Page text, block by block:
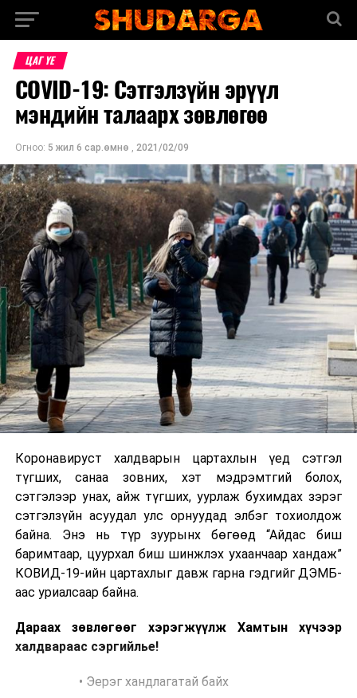
ЦАГ ҮЕ
COVID-19: Сэтгэлзүйн эрүүл
мэндийн талаарх зөвлөгөө
Огноо: 5 жил 6 сар.өмнө , 2021/02/09
Коронавируст халдварын цартахлын үед сэтгэл
түгших, санаа зовних, хэт мэдрэмтгий болох,
сэтгэлээр унах, айж түгших, уурлаж бухимдах зэрэг
сэтгэлзүйн асуудал улс орнуудад элбэг тохиолдож
байна. Энэ нь түр зуурынх бөгөөд “Айдас биш
баримтаар, цуурхал биш шинжлэх ухаанчаар хандаж”
КОВИД-19-ийн цартахлыг давж гарна гэдгийг ДЭМБ-
аас уриалсаар байна.
Дараах зөвлөгөөг хэрэгжүүлж Хамтын хүчээр
халдвараас сэргийлье!
• Эерэг хандлагатай байх